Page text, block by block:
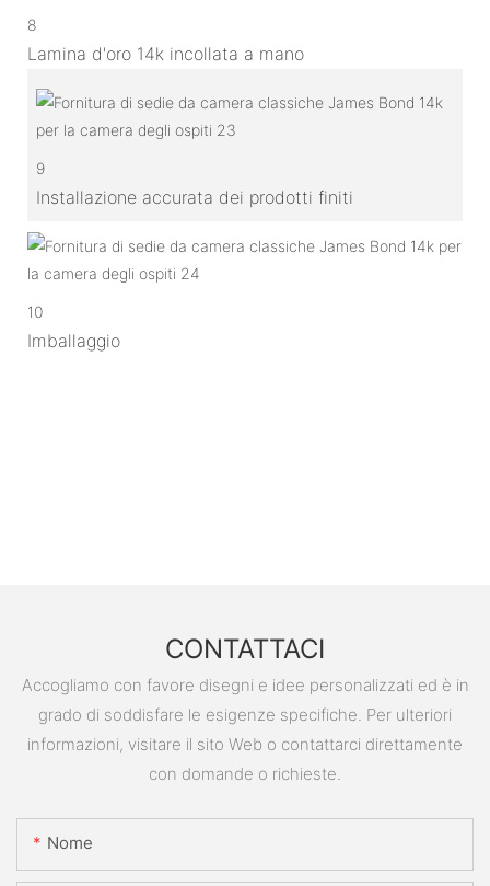
8
Lamina d'oro 14k incollata a mano
9
Installazione accurata dei prodotti finiti
10
Imballaggio
CONTATTACI
Accogliamo con favore disegni e idee personalizzati ed è in
grado di soddisfare le esigenze specifiche. Per ulteriori
informazioni, visitare il sito Web o contattarci direttamente
con domande o richieste.
Nome